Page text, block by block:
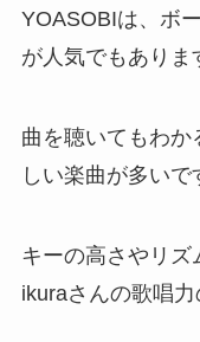
YOASOBIは、ボ
が人気でもありま
曲を聴いてもわ
しい楽曲が多いで
キーの高さやリズ
ikuraさんの歌唱力